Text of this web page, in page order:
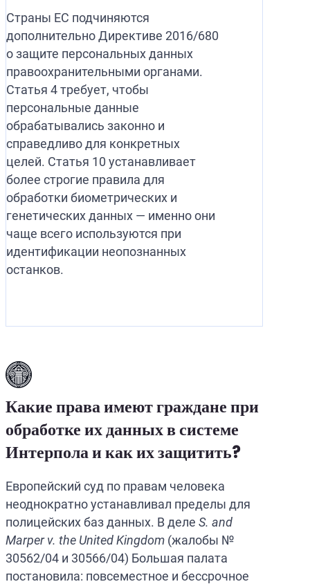
Страны ЕС подчиняются
дополнительно Директиве 2016/680
о защите персональных данных
правоохранительными органами.
Статья 4 требует, чтобы
персональные данные
обрабатывались законно и
справедливо для конкретных
целей. Статья 10 устанавливает
более строгие правила для
обработки биометрических и
генетических данных — именно они
чаще всего используются при
идентификации неопознанных
останков.
Какие права имеют граждане при
обработке их данных в системе
Интерпола и как их защитить?
Европейский суд по правам человека
неоднократно устанавливал пределы для
полицейских баз данных. В деле S. and
Marper v. the United Kingdom (жалобы №
30562/04 и 30566/04) Большая палата
постановила: повсеместное и бессрочное